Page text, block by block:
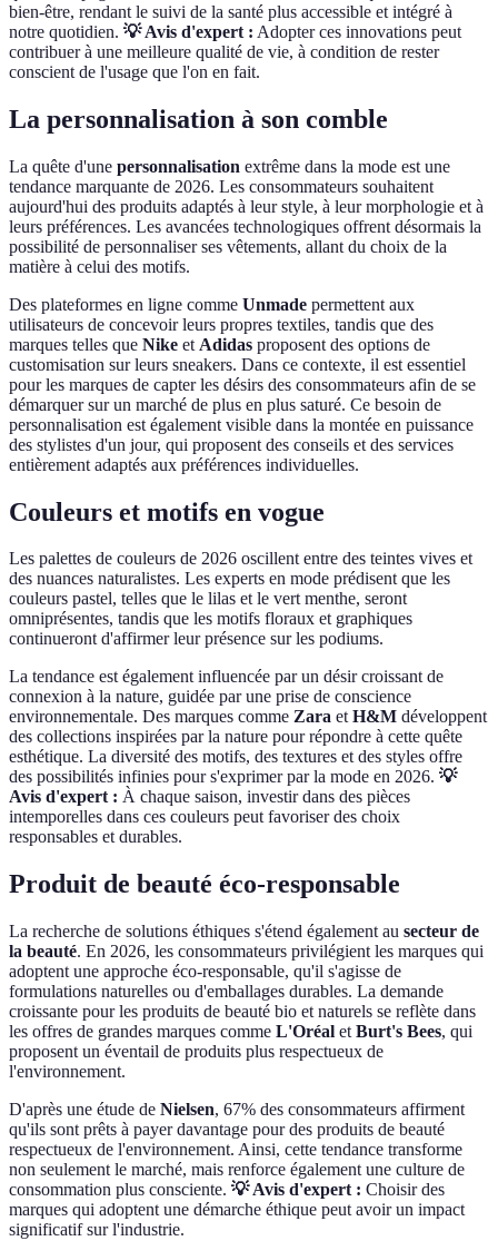
bien-être, rendant le suivi de la santé plus accessible et intégré à
notre quotidien. 💡 Avis d'expert : Adopter ces innovations peut
contribuer à une meilleure qualité de vie, à condition de rester
conscient de l'usage que l'on en fait.
La personnalisation à son comble
La quête d'une personnalisation extrême dans la mode est une
tendance marquante de 2026. Les consommateurs souhaitent
aujourd'hui des produits adaptés à leur style, à leur morphologie et à
leurs préférences. Les avancées technologiques offrent désormais la
possibilité de personnaliser ses vêtements, allant du choix de la
matière à celui des motifs.
Des plateformes en ligne comme Unmade permettent aux
utilisateurs de concevoir leurs propres textiles, tandis que des
marques telles que Nike et Adidas proposent des options de
customisation sur leurs sneakers. Dans ce contexte, il est essentiel
pour les marques de capter les désirs des consommateurs afin de se
démarquer sur un marché de plus en plus saturé. Ce besoin de
personnalisation est également visible dans la montée en puissance
des stylistes d'un jour, qui proposent des conseils et des services
entièrement adaptés aux préférences individuelles.
Couleurs et motifs en vogue
Les palettes de couleurs de 2026 oscillent entre des teintes vives et
des nuances naturalistes. Les experts en mode prédisent que les
couleurs pastel, telles que le lilas et le vert menthe, seront
omniprésentes, tandis que les motifs floraux et graphiques
continueront d'affirmer leur présence sur les podiums.
La tendance est également influencée par un désir croissant de
connexion à la nature, guidée par une prise de conscience
environnementale. Des marques comme Zara etH&M développent
des collections inspirées par la nature pour répondre à cette quête
esthétique. La diversité des motifs, des textures et des styles offre
des possibilités infinies pour s'exprimer par la mode en 2026. 💡
Avis d'expert : À chaque saison, investir dans des pièces
intemporelles dans ces couleurs peut favoriser des choix
responsables et durables.
Produit de beauté éco-responsable
La recherche de solutions éthiques s'étend également au secteur de
la beauté. En 2026, les consommateurs privilégient les marques qui
adoptent une approche éco-responsable, qu'il s'agisse de
formulations naturelles ou d'emballages durables. La demande
croissante pour les produits de beauté bio et naturels se reflète dans
les offres de grandes marques comme L'Oréal et Burt's Bees, qui
proposent un éventail de produits plus respectueux de
l'environnement.
D'après une étude de Nielsen, 67% des consommateurs affirment
qu'ils sont prêts à payer davantage pour des produits de beauté
respectueux de l'environnement. Ainsi, cette tendance transforme
non seulement le marché, mais renforce également une culture de
consommation plus consciente. 💡 Avis d'expert : Choisir des
marques qui adoptent une démarche éthique peut avoir un impact
significatif sur l'industrie.